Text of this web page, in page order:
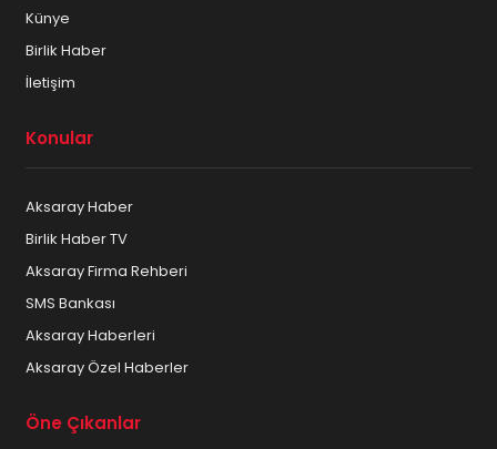
Künye
Birlik Haber
İletişim
Konular
Aksaray Haber
Birlik Haber TV
Aksaray Firma Rehberi
SMS Bankası
Aksaray Haberleri
Aksaray Özel Haberler
Öne Çıkanlar